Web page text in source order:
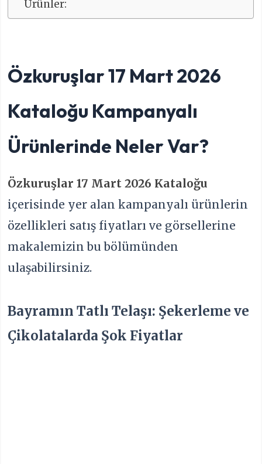
Ürünler:
Özkuruşlar 17 Mart 2026
Kataloğu Kampanyalı
Ürünlerinde Neler Var?
Özkuruşlar 17 Mart 2026 Kataloğu
içerisinde yer alan kampanyalı ürünlerin
özellikleri satış fiyatları ve görsellerine
makalemizin bu bölümünden
ulaşabilirsiniz.
Bayramın Tatlı Telaşı: Şekerleme ve
Çikolatalarda Şok Fiyatlar